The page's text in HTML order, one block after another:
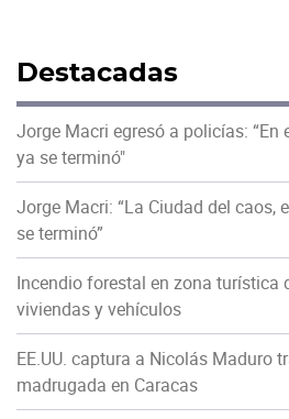
Destacadas
Jorge Macri egresó a policías: “En
ya se terminó"
Jorge Macri: “La Ciudad del caos,
se terminó”
Incendio forestal en zona turística
viviendas y vehículos
EE.UU. captura a Nicolás Maduro
madrugada en Caracas